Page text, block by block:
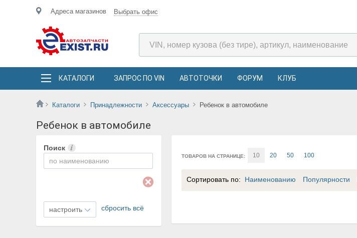
Адреса магазинов Выбрать офис
КАТАЛОГИ ЗАПРОС ПО VIN АВТОТОЧКИ ФОРУМ КЛУБ
Каталоги Принадлежности Аксессуары Ребенок в автомобиле
Ребенок в автомобиле
Поиск
настроить сбросить всё
ТОВАРОВ НА СТРАНИЦЕ: 10 20 50 100
Сортировать по: Наименованию Популярности